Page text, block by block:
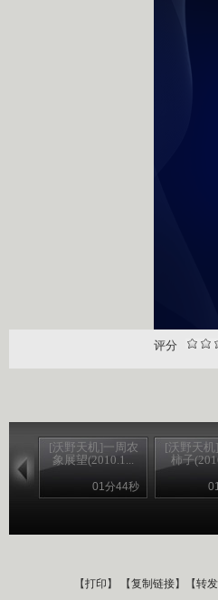
评分
[沃野天机]一周农
象展望(2010.1...
01分44秒
[沃野天
柿子
【打印 】 【复制链接】【转